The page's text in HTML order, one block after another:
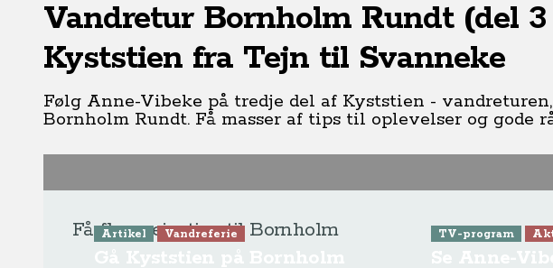
Vandretur Bornholm Rundt (del
Kyststien fra Tejn til Svanneke
Følg Anne-Vibeke på tredje del af Kyststien -
Bornholm Rundt. Få masser af tips til oplevelser og gode
Få flere rejsetips til Bornholm
Artikel Vandreferie TV-program